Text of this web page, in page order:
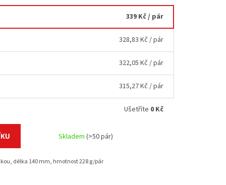
339 Kč/ pár
328,83 Kč / pár
322,05 Kč / pár
315,27 Kč / pár
Ušetříte 0 Kč
Skladem(>50 pár)
délka 140 mm, hmotnost 228 g/pár